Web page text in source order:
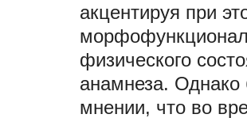
акцентируя при
физического
анамнеза. Однако
мнении, что во